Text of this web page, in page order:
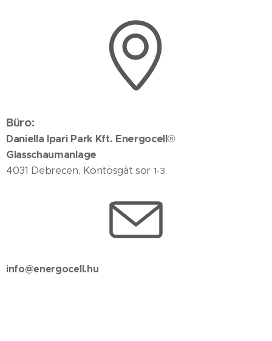
Büro:
Daniella Ipari Park Kft. Energocell®
Glasschaumanlage
4031 Debrecen, Köntösgát sor 1-3.
info@energocell.hu